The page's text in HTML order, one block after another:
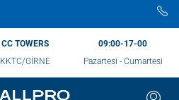
CC TOWERS
KKTC/GİRNE
09:00-17-00
Pazartesi - Cumartesi